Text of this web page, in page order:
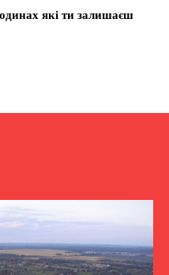
які ти залишаєш